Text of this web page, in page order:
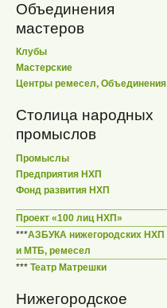
Объединения
мастеров
Клубы
Мастерские
Центры ремесел, Объединения
Столица народных
промыслов
Промыслы
Предприятия НХП
Фонд развития НХП
Проект «100 лиц НХП»
***АЗБУКА нижегородских НХП
и МТБ, ремесел
*** Театр Матрешки
Нижегородское